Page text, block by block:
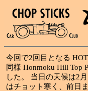
今回で2回目となる
同様 Honmoku Hill Top
した。 当日の天候は2
はチョット寒く、前日